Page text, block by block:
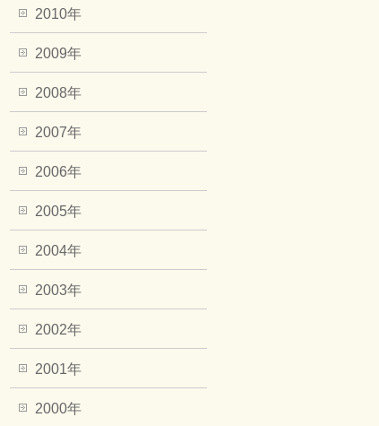
2010年
2009年
2008年
2007年
2006年
2005年
2004年
2003年
2002年
2001年
2000年